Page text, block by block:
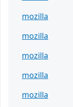
mozilla
mozilla
mozilla
mozilla
mozilla